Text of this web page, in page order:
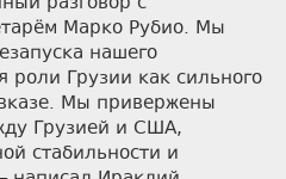
Марко Рубио. Мы
нашего
роли Грузии как сильного
Мы привержены
Грузией и США,
стабильности и